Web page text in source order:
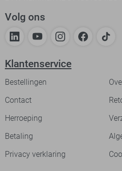
Volg ons
Klantenservice
Bestellingen
Contact
Herroeping
Betaling
Privacy verklaring